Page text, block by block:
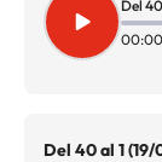
Del 40 al 1